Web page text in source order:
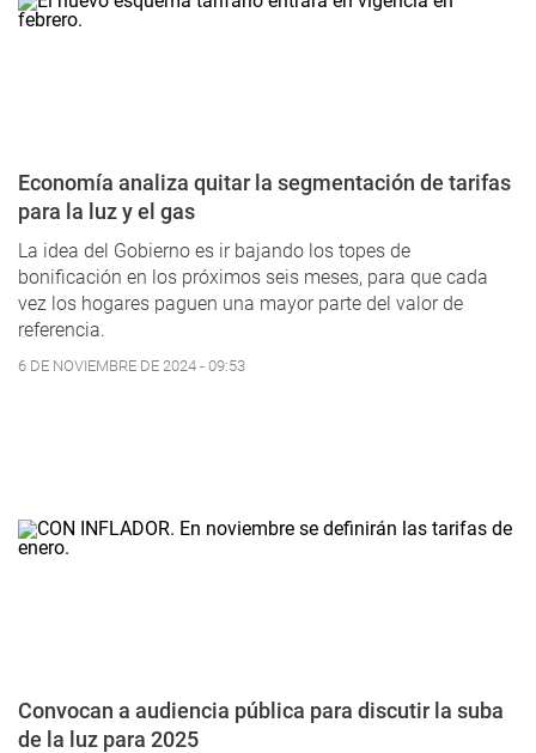
Economía analiza quitar la segmentación de tarifas
para la luz y el gas
La idea del Gobierno es ir bajando los topes de
bonificación en los próximos seis meses, para que cada
vez los hogares paguen una mayor parte del valor de
referencia.
6 DE NOVIEMBRE DE 2024 - 09:53
Convocan a audiencia pública para discutir la suba
de la luz para 2025